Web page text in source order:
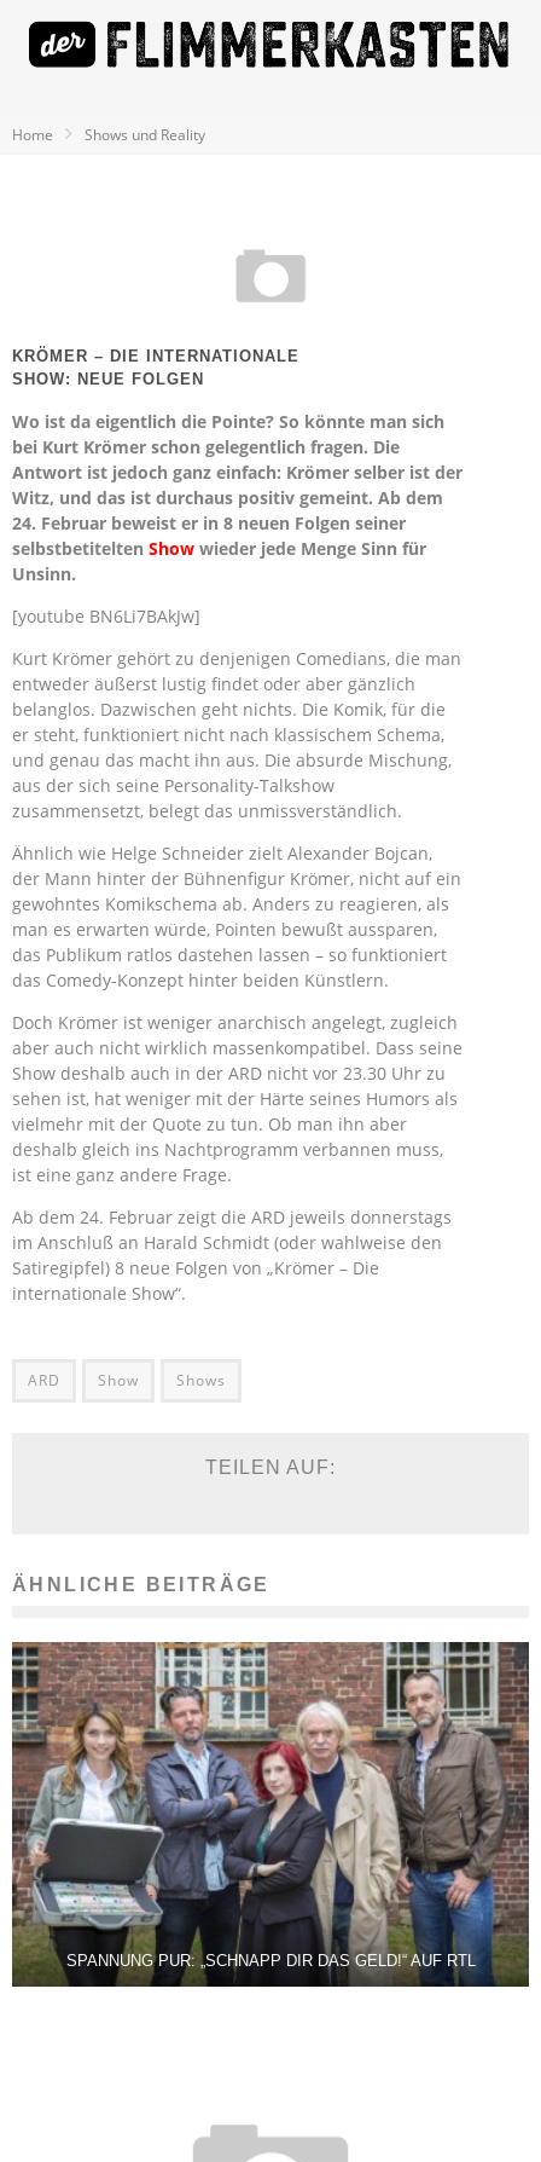
Home Shows und Reality
KRÖMER – DIE INTERNATIONALE
SHOW: NEUE FOLGEN
Wo ist da eigentlich die Pointe? So könnte man sich
bei Kurt Krömer schon gelegentlich fragen. Die
Antwort ist jedoch ganz einfach: Krömer selber ist der
Witz, und das ist durchaus positiv gemeint. Ab dem
24. Februar beweist er in 8 neuen Folgen seiner
selbstbetitelten Show wieder jede Menge Sinn für
Unsinn.
[youtube BN6Li7BAkJw]
Kurt Krömer gehört zu denjenigen Comedians, die man
entweder äußerst lustig findet oder aber gänzlich
belanglos. Dazwischen geht nichts. Die Komik, für die
er steht, funktioniert nicht nach klassischem Schema,
und genau das macht ihn aus. Die absurde Mischung,
aus der sich seine Personality-Talkshow
zusammensetzt, belegt das unmissverständlich.
Ähnlich wie Helge Schneider zielt Alexander Bojcan,
der Mann hinter der Bühnenfigur Krömer, nicht auf ein
gewohntes Komikschema ab. Anders zu reagieren, als
man es erwarten würde, Pointen bewußt aussparen,
das Publikum ratlos dastehen lassen – so funktioniert
das Comedy-Konzept hinter beiden Künstlern.
Doch Krömer ist weniger anarchisch angelegt, zugleich
aber auch nicht wirklich massenkompatibel. Dass seine
Show deshalb auch in der ARD nicht vor 23.30 Uhr zu
sehen ist, hat weniger mit der Härte seines Humors als
vielmehr mit der Quote zu tun. Ob man ihn aber
deshalb gleich ins Nachtprogramm verbannen muss,
ist eine ganz andere Frage.
Ab dem 24. Februar zeigt die ARD jeweils donnerstags
im Anschluß an Harald Schmidt (oder wahlweise den
Satiregipfel) 8 neue Folgen von „Krömer – Die
internationale Show“.
ARD Show Shows
TEILEN AUF:
ÄHNLICHE BEITRÄGE
SPANNUNG PUR: „SCHNAPP DIR DAS GELD!“ AUF RTL